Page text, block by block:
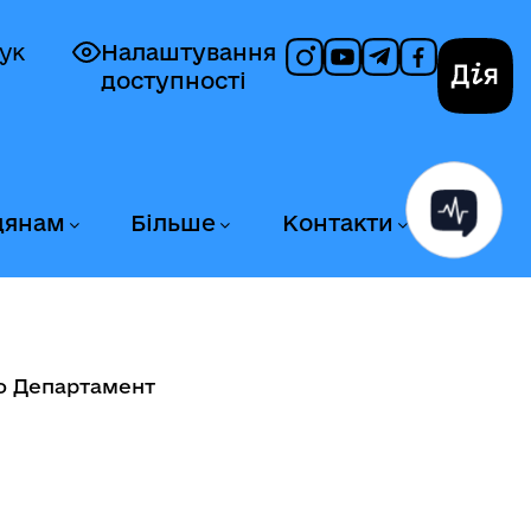
Налаштування
доступності
Більше Контакти
Департамент